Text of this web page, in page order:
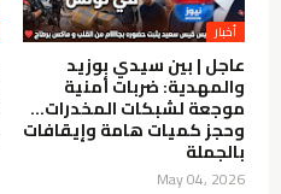
عاجل | بين سيدي بوزيد
والمهدية: ضربات أمنية
موجعة لشبكات المخدرات…
وحجز كميات هامة وإيقافات
بالجملة
May 04, 2026